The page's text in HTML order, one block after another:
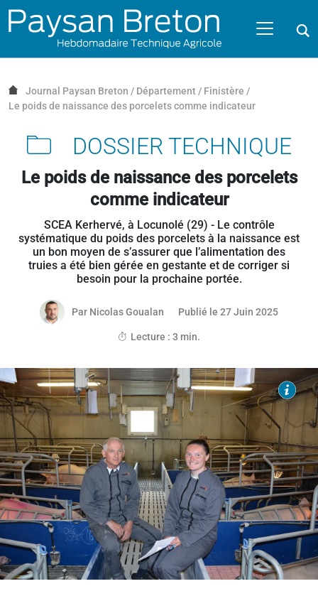
Passer au contenu
NAVIGATION MOBILE
NAVIGATION
PRINCIPALE
Journal Paysan Breton / Département / Finistère /
Le poids de naissance des porcelets comme indicateur
DOSSIER TECHNIQUE
Le poids de naissance des porcelets
comme indicateur
SCEA Kerhervé, à Locunolé (29) - Le contrôle
systématique du poids des porcelets à la naissance est
un bon moyen de s’assurer que l’alimentation des
truies a été bien gérée en gestante et de corriger si
besoin pour la prochaine portée.
Par Nicolas Goualan Publié le 27 Juin 202525 juin
Lecture : 3 min.